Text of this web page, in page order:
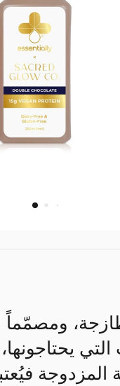
التي
المزدوجة